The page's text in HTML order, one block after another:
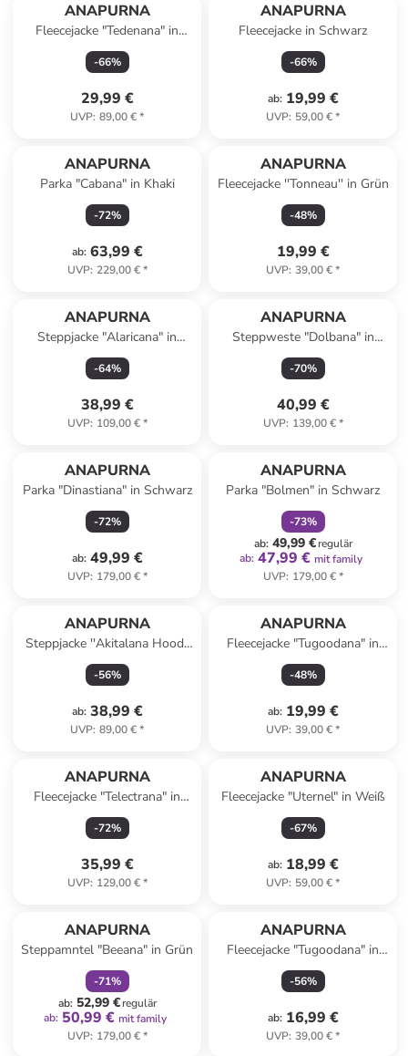
ANAPURNA
Fleecejacke "Tedenana" in
Hellgrau
-66%
29,99 €
UVP: 89,00 €*
ANAPURNA
Fleecejacke in Schwarz
-66%
ab: 19,99 €
UVP: 59,00 €*
ANAPURNA
Parka "Cabana" in Khaki
-72%
ab: 63,99 €
UVP: 229,00 €*
ANAPURNA
Fleecejacke ''Tonneau'' in Grün
-48%
19,99 €
UVP: 39,00 €*
ANAPURNA
Steppjacke "Alaricana" in
Bordeaux
-64%
38,99 €
UVP: 109,00 €*
ANAPURNA
Steppweste "Dolbana" in
Anthrazit
-70%
40,99 €
UVP: 139,00 €*
ANAPURNA
Parka "Dinastiana" in Schwarz
-72%
ab: 49,99 €
UVP: 179,00 €*
ANAPURNA
Parka "Bolmen" in Schwarz
-73%
ab: 49,99 €regulär
ab: 47,99 € mit family
UVP: 179,00 €*
ANAPURNA
Steppjacke ''Akitalana Hood''
in Kamel
-56%
ab: 38,99 €
UVP: 89,00 €*
ANAPURNA
Fleecejacke "Tugoodana" in
Bordeaux
-48%
ab: 19,99 €
UVP: 39,00 €*
ANAPURNA
Fleecejacke "Telectrana" in
Blau
-72%
35,99 €
UVP: 129,00 €*
ANAPURNA
Fleecejacke "Uternel" in Weiß
-67%
ab: 18,99 €
UVP: 59,00 €*
ANAPURNA
Steppamntel "Beeana" in Grün
-71%
ab: 52,99 €regulär
ab: 50,99 € mit family
UVP: 179,00 €*
ANAPURNA
Fleecejacke "Tugoodana" in
Creme
-56%
ab: 16,99 €
UVP: 39,00 €*